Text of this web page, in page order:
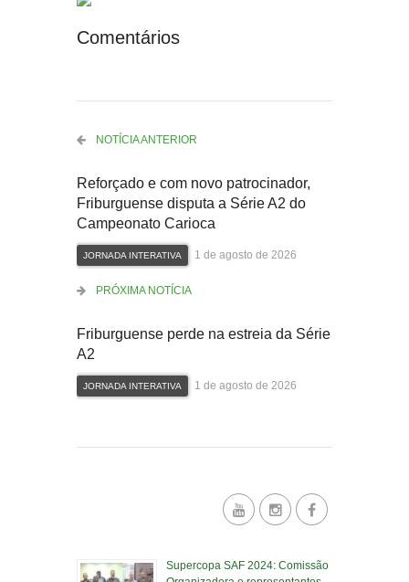
Comentários
NOTÍCIA ANTERIOR
Reforçado e com novo patrocinador,
Friburguense disputa a Série A2 do
Campeonato Carioca
JORNADA INTERATIVA 1 de agosto de 2026
PRÓXIMA NOTÍCIA
Friburguense perde na estreia da Série
A2
JORNADA INTERATIVA 1 de agosto de 2026
Supercopa SAF 2024: Comissão